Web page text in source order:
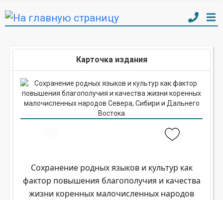
Карточка издания
Сохранение родных языков и культур как
фактор повышения благополучия и качества
жизни коренных малочисленных народов